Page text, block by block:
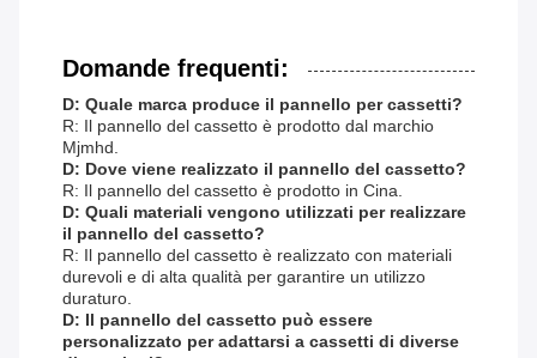
Domande frequenti:
D: Quale marca produce il pannello per cassetti?
R: Il pannello del cassetto è prodotto dal marchio
Mjmhd.
D: Dove viene realizzato il pannello del cassetto?
R: Il pannello del cassetto è prodotto in Cina.
D: Quali materiali vengono utilizzati per realizzare
il pannello del cassetto?
R: Il pannello del cassetto è realizzato con materiali
durevoli e di alta qualità per garantire un utilizzo
duraturo.
D: Il pannello del cassetto può essere
personalizzato per adattarsi a cassetti di diverse